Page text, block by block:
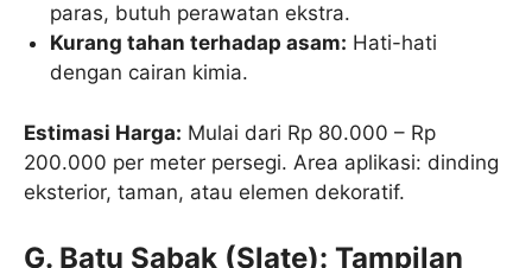
paras, butuh perawatan ekstra.
Kurang tahan terhadap asam: Hati-hati
dengan cairan kimia.
Estimasi Harga: Mulai dari Rp 80.000 – Rp
200.000 per meter persegi. Area aplikasi: dinding
eksterior, taman, atau elemen dekoratif.
G. Batu Sabak (Slate): Tampilan